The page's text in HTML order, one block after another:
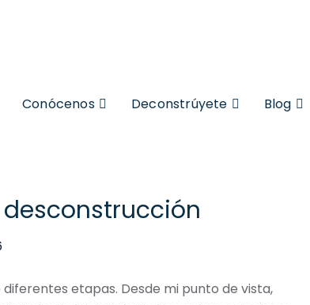
Conócenos Deconstrúyete Blog
etapas. Desde mi punto de vista,